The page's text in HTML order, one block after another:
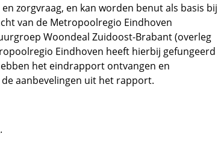
zorgvraag, en kan worden benut als basis bij
van de Metropoolregio Eindhoven
Woondeal Zuidoost-Brabant (overleg
Eindhoven heeft hierbij gefungeerd
het eindrapport ontvangen en
aanbevelingen uit het rapport.
.